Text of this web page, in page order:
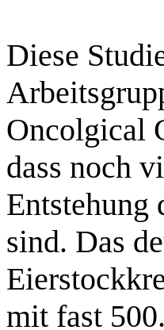
Diese
Oncolgical
dass noch
Entstehung
sind. Das
mit fast